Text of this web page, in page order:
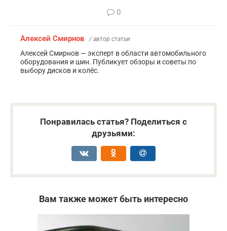
0
Алексей Смирнов / автор статьи
Алексей Смирнов — эксперт в области автомобильного
оборудования и шин. Публикует обзоры и советы по
выбору дисков и колёс.
Понравилась статья? Поделиться с
друзьями:
Вам также может быть интересно